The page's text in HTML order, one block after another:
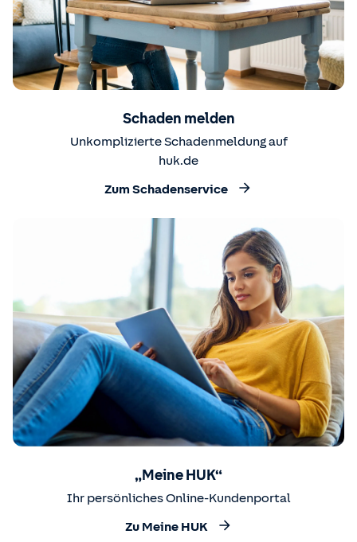
Schaden melden
Unkomplizierte Schadenmeldung auf
huk.de
Zum Schadenservice
„Meine HUK“
Ihr persönliches Online-Kundenportal
Zu Meine HUK